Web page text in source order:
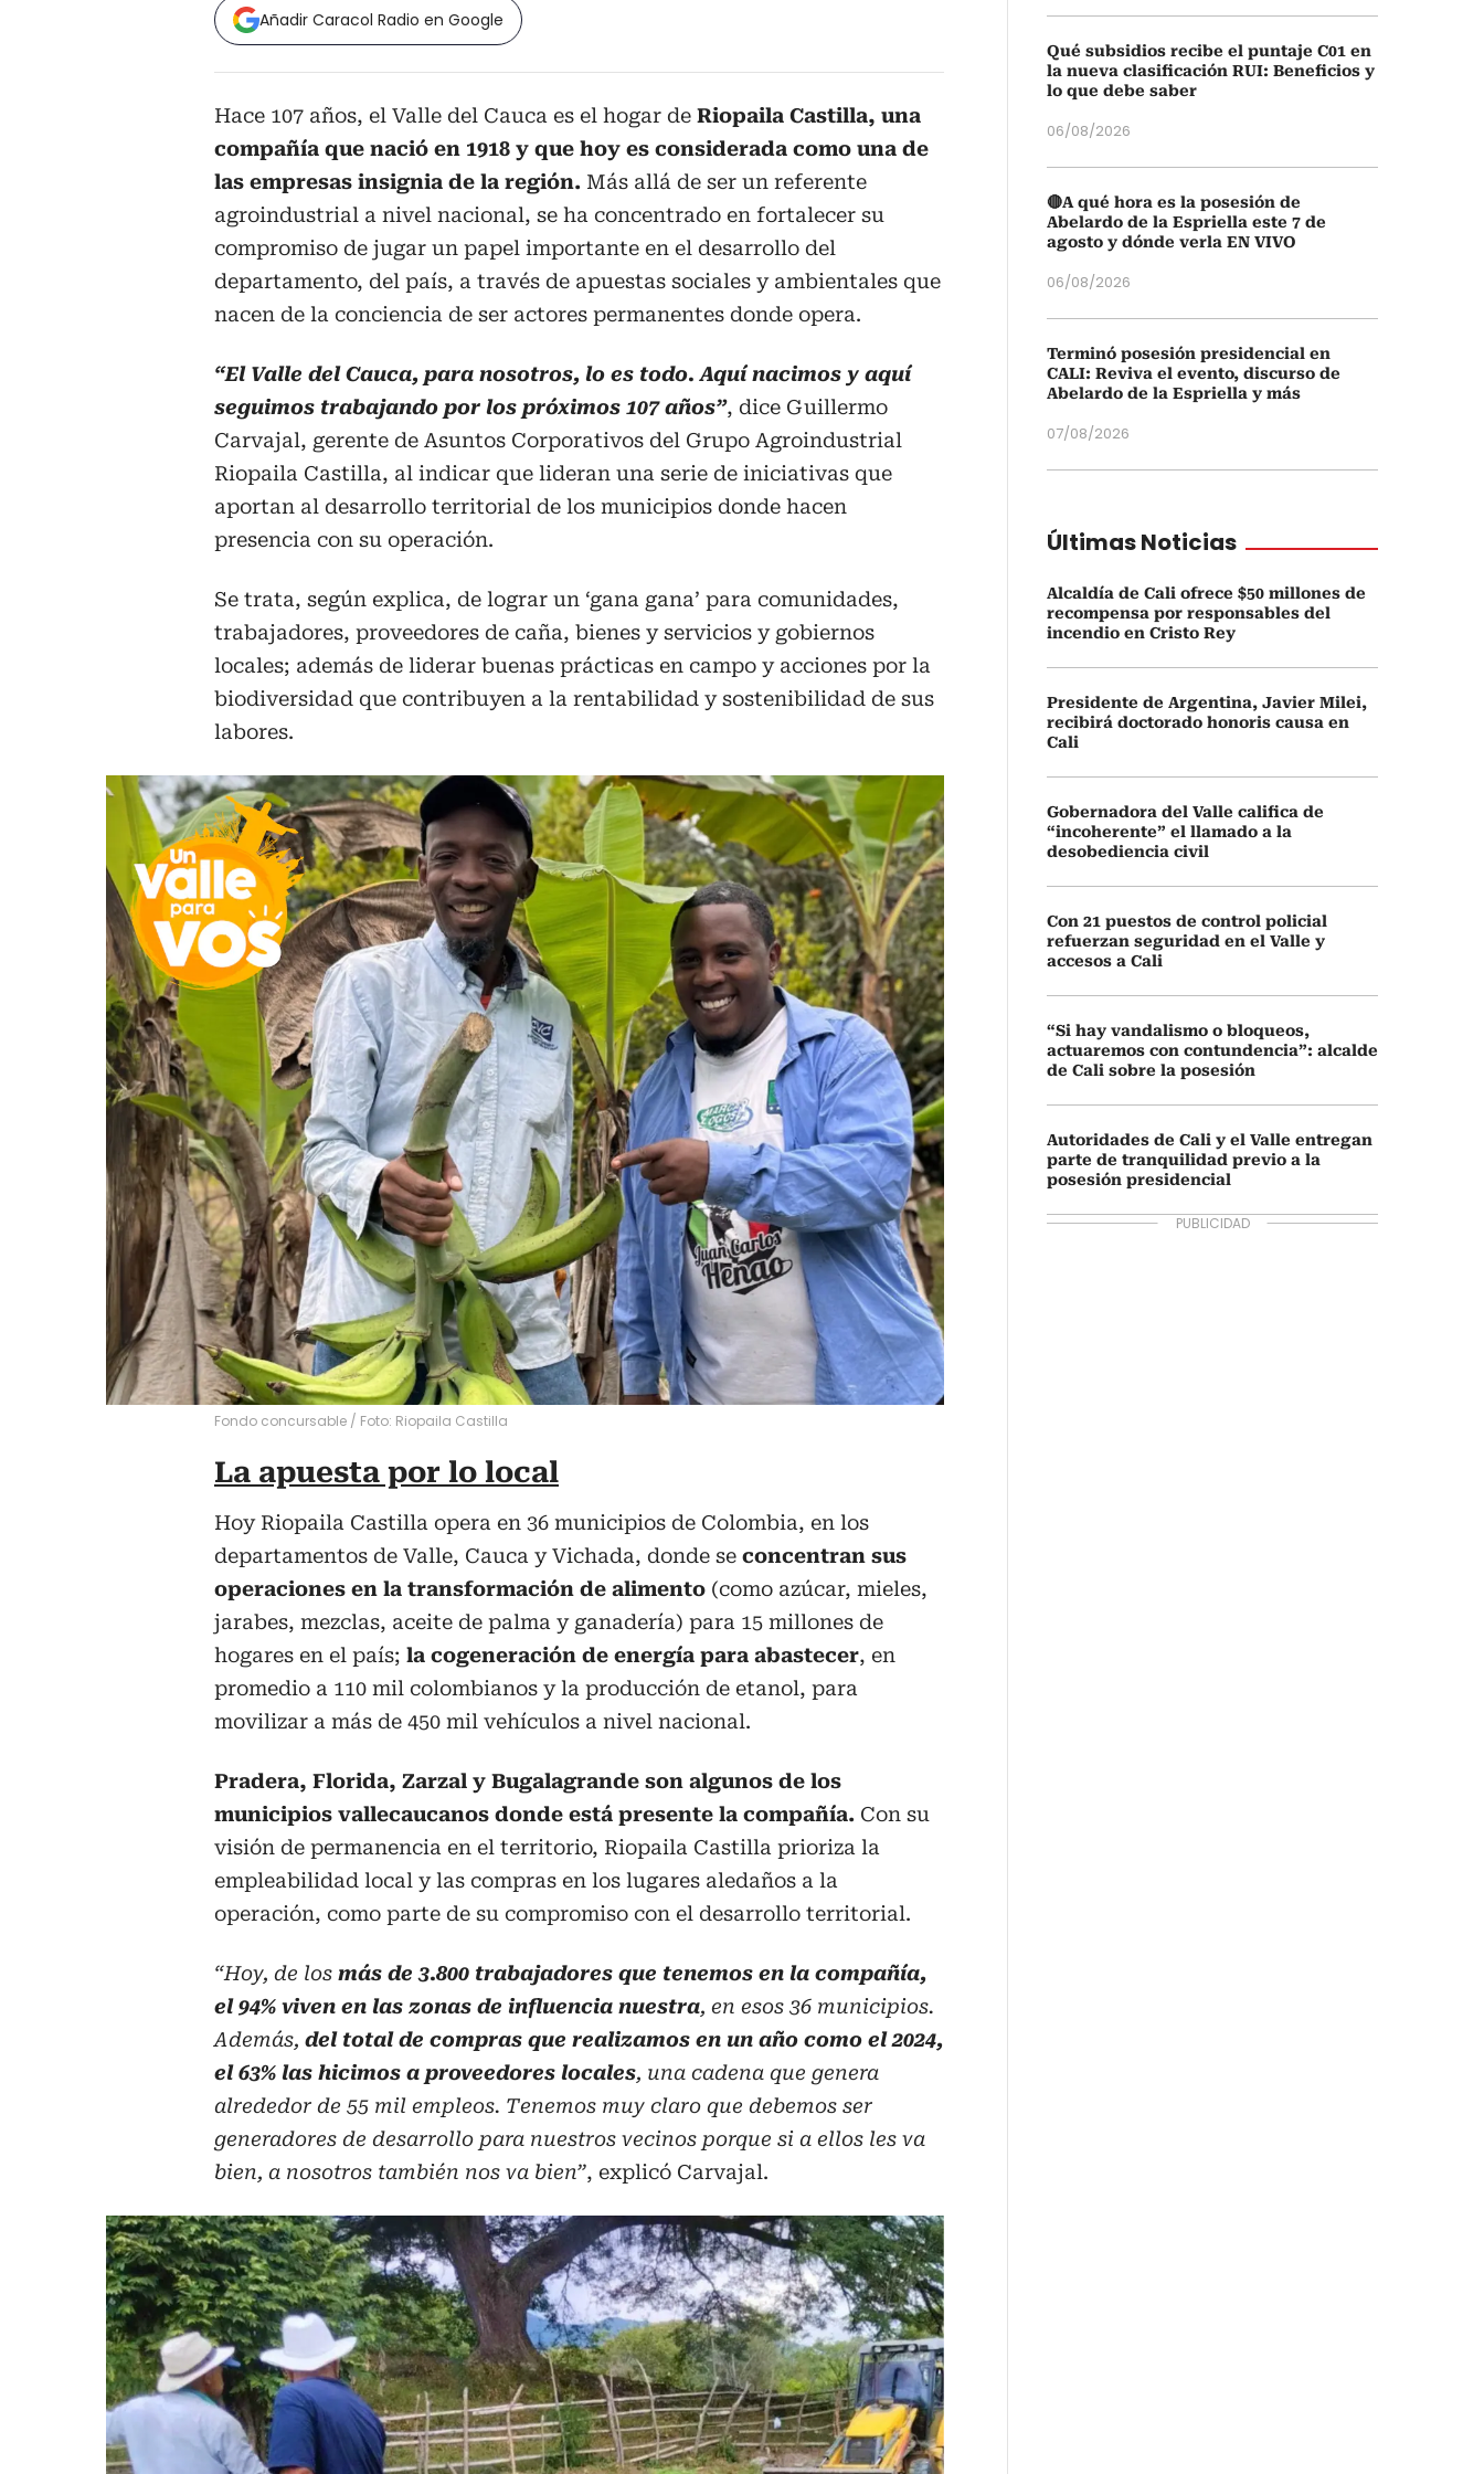
Añadir Caracol Radio en Google
Hace 107 años, el Valle del Cauca es el hogar de Riopaila Castilla, una
compañía que nació en 1918 y que hoy es considerada como una de
las empresas insignia de la región. Más allá de ser un referente
agroindustrial a nivel nacional, se ha concentrado en fortalecer su
compromiso de jugar un papel importante en el desarrollo del
departamento, del país, a través de apuestas sociales y ambientales que
nacen de la conciencia de ser actores permanentes donde opera.
“El Valle del Cauca, para nosotros, lo es todo. Aquí nacimos y aquí
seguimos trabajando por los próximos 107 años”, dice Guillermo
Carvajal, gerente de Asuntos Corporativos del Grupo Agroindustrial
Riopaila Castilla, al indicar que lideran una serie de iniciativas que
aportan al desarrollo territorial de los municipios donde hacen
presencia con su operación.
Se trata, según explica, de lograr un ‘gana gana’ para comunidades,
trabajadores, proveedores de caña, bienes y servicios y gobiernos
locales; además de liderar buenas prácticas en campo y acciones por la
biodiversidad que contribuyen a la rentabilidad y sostenibilidad de sus
labores.
Fondo concursable / Foto: Riopaila Castilla
La apuesta por lo local
Hoy Riopaila Castilla opera en 36 municipios de Colombia, en los
departamentos de Valle, Cauca y Vichada, donde se concentran sus
operaciones en la transformación de alimento (como azúcar, mieles,
jarabes, mezclas, aceite de palma y ganadería) para 15 millones de
hogares en el país; la cogeneración de energía para abastecer, en
promedio a 110 mil colombianos y la producción de etanol, para
movilizar a más de 450 mil vehículos a nivel nacional.
Pradera, Florida, Zarzal y Bugalagrande son algunos de los
municipios vallecaucanos donde está presente la compañía. Con su
visión de permanencia en el territorio, Riopaila Castilla prioriza la
empleabilidad local y las compras en los lugares aledaños a la
operación, como parte de su compromiso con el desarrollo territorial.
“Hoy, de los más de 3.800 trabajadores que tenemos en la compañía,
el 94% viven en las zonas de influencia nuestra, en esos 36 municipios.
Además, del total de compras que realizamos en un año como el 2024,
el 63% las hicimos a proveedores locales, una cadena que genera
alrededor de 55 mil empleos. Tenemos muy claro que debemos ser
generadores de desarrollo para nuestros vecinos porque si a ellos les va
bien, a nosotros también nos va bien”, explicó Carvajal.
Qué subsidios recibe el puntaje C01 en
la nueva clasificación RUI: Beneficios y
lo que debe saber
06/08/2026
🔴A qué hora es la posesión de
Abelardo de la Espriella este 7 de
agosto y dónde verla EN VIVO
06/08/2026
Terminó posesión presidencial en
CALI: Reviva el evento, discurso de
Abelardo de la Espriella y más
07/08/2026
Últimas Noticias
Alcaldía de Cali ofrece $50 millones de
recompensa por responsables del
incendio en Cristo Rey
Presidente de Argentina, Javier Milei,
recibirá doctorado honoris causa en
Cali
Gobernadora del Valle califica de
“incoherente” el llamado a la
desobediencia civil
Con 21 puestos de control policial
refuerzan seguridad en el Valle y
accesos a Cali
“Si hay vandalismo o bloqueos,
actuaremos con contundencia”: alcalde
de Cali sobre la posesión
Autoridades de Cali y el Valle entregan
parte de tranquilidad previo a la
posesión presidencial